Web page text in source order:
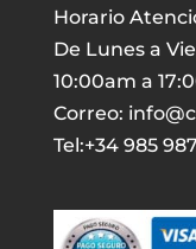
Horario
De Lunes a
10:00am a
Correo:
Tel:+34 985